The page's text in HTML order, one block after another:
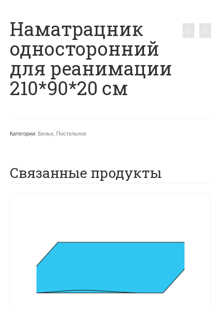
Наматрацник
односторонний
для реанимации
210*90*20 см
Категории: Белье Постельное
Связанные продукты